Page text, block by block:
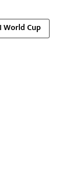
World Cup